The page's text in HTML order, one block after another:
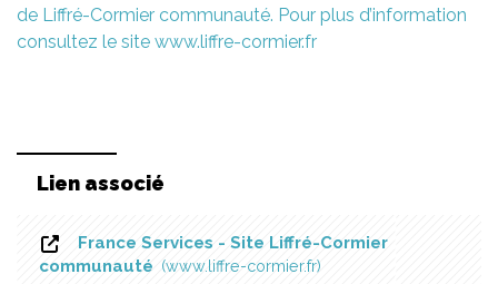
de Liffré-Cormier communauté. Pour plus d’information
consultez le site www.liffre-cormier.fr
Lien associé
France Services - Site Liffré-Cormier
communauté
www.liffre-cormier.fr